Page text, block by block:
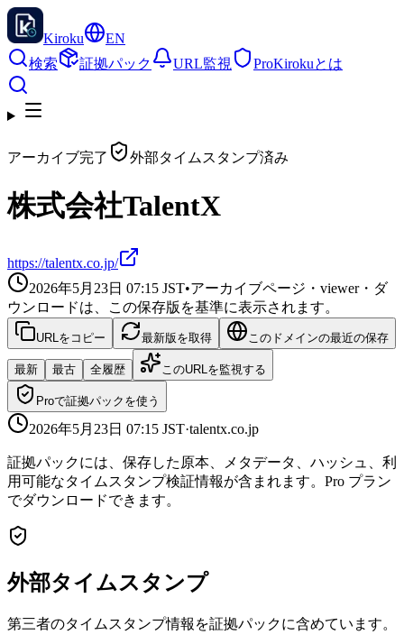
Kiroku
EN
検索
証拠パック URL監視 ProKirokuとは
アーカイブ完了 外部タイムスタンプ済み
株式会社TalentX
https://talentx.co.jp/
2026年5月23日 07:15 JST•アーカイブページ・viewer・ダ
ウンロードは、この保存版を基準に表示されます。
URLをコピー 最新版を取得 このドメインの最近の保存
最新 最古 全履歴 このURLを監視する
Proで証拠パックを使う
2026年5月23日 07:15 JST·talentx.co.jp
証拠パックには、保存した原本、メタデータ、ハッシュ、利
用可能なタイムスタンプ検証情報が含まれます。Pro プラン
でダウンロードできます。
外部タイムスタンプ
第三者のタイムスタンプ情報を証拠パックに含めています。